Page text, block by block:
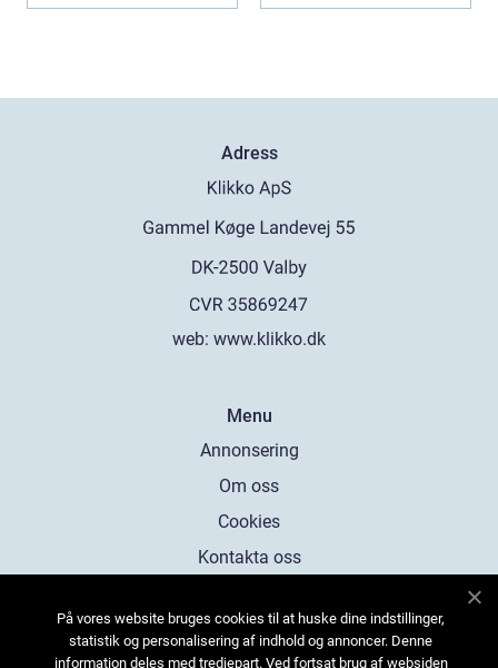
Adress
web: www.klikko.dk
Menu
Annonsering
Om oss
Cookies
Kontakta oss
På vores website bruges cookies til at huske dine indstillinger,
statistik og personalisering af indhold og annoncer. Denne
information deles med tredjepart. Ved fortsat brug af websiden